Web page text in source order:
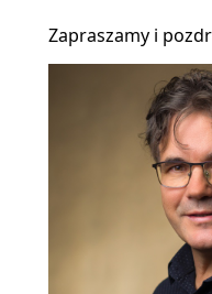
Zapraszamy i